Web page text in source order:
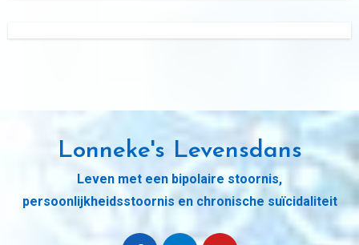
Lonneke's Levensdans
Leven met een bipolaire stoornis,
persoonlijkheidsstoornis en chronische suïcidaliteit